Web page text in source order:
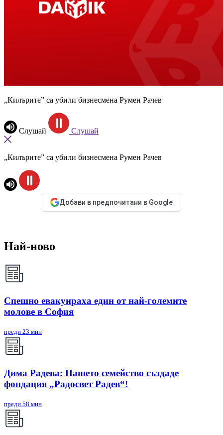
„Килърите” са убили бизнесмена Румен Рачев
Слушай Слушай
„Килърите” са убили бизнесмена Румен Рачев
Добави в предпочитани в Google
Най-ново
Спешно евакуираха един от най-големите
молове в София
преди 23 мин
Дима Радева: Нашето семейство създаде
фондация „Радосвет Радев“!
преди 58 мин